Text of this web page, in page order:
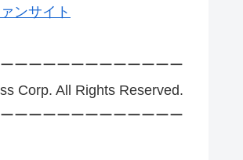
ンサイト
ーーーーーーーーーーーー
Corp. All Rights Reserved.
ーーーーーーーーーーーー